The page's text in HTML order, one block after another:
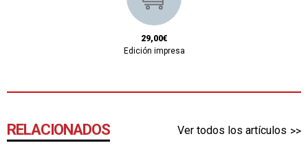
29,00€
Edición impresa
RELACIONADOS Ver todos los artículos